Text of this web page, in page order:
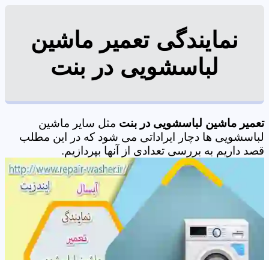
نمایندگی تعمیر ماشین
لباسشویی در بنت
تعمیر ماشین لباسشویی در بنت مثل سایر ماشین
لباسشویی ها دچار ایراداتی می شود که در این مطلب
قصد داریم به بررسی تعدادی از آنها بپردازیم.